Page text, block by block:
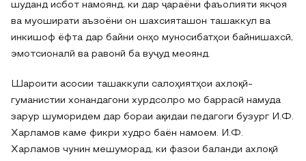
шуданд исбот намоянд, ки дар ҷараёни фаъолияти якҷоя
ва муоширати аъзоёни он шахсияташон ташаккул ва
инкишоф ёфта дар байни онҳо муносибатҳои байнишахсӣ,
эмотсионалӣ ва равонӣ ба вуҷуд меоянд.
Шароити асосии ташаккули салоҳиятҳои ахлоқӣ-
гуманистии хонандагони хурдсолро мо баррасӣ намуда
зарур шуморидем дар бораи ақидаи педагоги бузург И.Ф.
Харламов каме фикри худро баён намоем. И.Ф.
Харламов чунин мешуморад, ки фазои баланди ахлоқӣ